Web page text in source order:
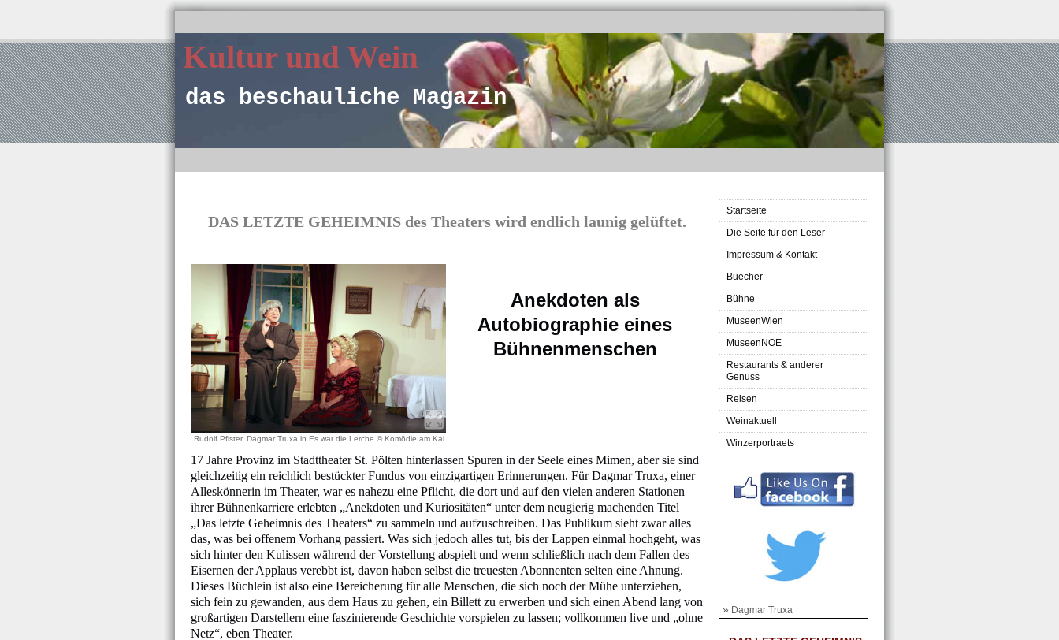
Kultur und Wein
das beschauliche Magazin
Startseite
Die Seite für den Leser
Impressum & Kontakt
Buecher
Bühne
MuseenWien
MuseenNOE
Restaurants & anderer
Genuss
Reisen
Weinaktuell
Winzerportraets
» Dagmar Truxa
DAS LETZTE GEHEIMNIS des Theaters wird endlich launig gelüftet.
Rudolf Pfister, Dagmar Truxa in Es war die Lerche © Komödie am Kai
Anekdoten als
Autobiographie eines
Bühnenmenschen
17 Jahre Provinz im Stadttheater St. Pölten hinterlassen Spuren in der Seele eines Mimen, aber sie sind
gleichzeitig ein reichlich bestückter Fundus von einzigartigen Erinnerungen. Für Dagmar Truxa, einer
Alleskönnerin im Theater, war es nahezu eine Pflicht, die dort und auf den vielen anderen Stationen
ihrer Bühnenkarriere erlebten „Anekdoten und Kuriositäten“ unter dem neugierig machenden Titel
„Das letzte Geheimnis des Theaters“ zu sammeln und aufzuschreiben. Das Publikum sieht zwar alles
das, was bei offenem Vorhang passiert. Was sich jedoch alles tut, bis der Lappen einmal hochgeht, was
sich hinter den Kulissen während der Vorstellung abspielt und wenn schließlich nach dem Fallen des
Eisernen der Applaus verebbt ist, davon haben selbst die treuesten Abonnenten selten eine Ahnung.
Dieses Büchlein ist also eine Bereicherung für alle Menschen, die sich noch der Mühe unterziehen,
sich fein zu gewanden, aus dem Haus zu gehen, ein Billett zu erwerben und sich einen Abend lang von
großartigen Darstellern eine faszinierende Geschichte vorspielen zu lassen; vollkommen live und „ohne
Netz“, eben Theater.